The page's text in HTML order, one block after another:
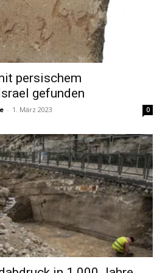
persischem
gefunden
- 1. März 2023 0